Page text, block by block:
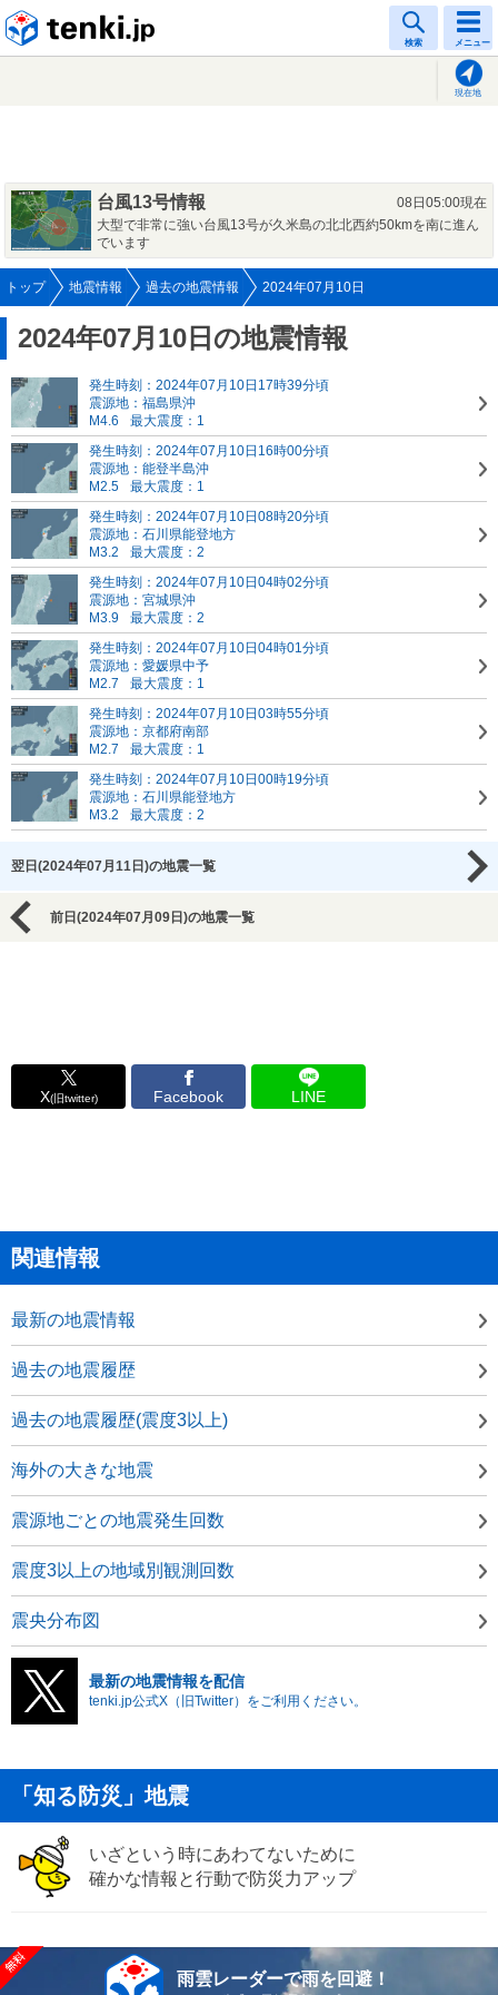
検索 メニュー
現在地
台風13号情報
08日05:00現在
大型で非常に強い台風13号が久米島の北北西約50kmを南に進ん
でいます
トップ 地震情報 過去の地震情報 2024年07月10日
2024年07月10日の地震情報
発生時刻：2024年07月10日17時39分頃
震源地：福島県沖
M4.6
最大震度：1
発生時刻：2024年07月10日16時00分頃
震源地：能登半島沖
M2.5
最大震度：1
発生時刻：2024年07月10日08時20分頃
震源地：石川県能登地方
M3.2
最大震度：2
発生時刻：2024年07月10日04時02分頃
震源地：宮城県沖
M3.9
最大震度：2
発生時刻：2024年07月10日04時01分頃
震源地：愛媛県中予
M2.7
最大震度：1
発生時刻：2024年07月10日03時55分頃
震源地：京都府南部
M2.7
最大震度：1
発生時刻：2024年07月10日00時19分頃
震源地：石川県能登地方
M3.2
最大震度：2
翌日(2024年07月11日)の地震一覧
前日(2024年07月09日)の地震一覧
X(旧twitter) Facebook LINE
関連情報
最新の地震情報
過去の地震履歴
過去の地震履歴(震度3以上)
海外の大きな地震
震源地ごとの地震発生回数
震度3以上の地域別観測回数
震央分布図
最新の地震情報を配信
tenki.jp公式X（旧Twitter）をご利用ください。
「知る防災」地震
いざという時にあわてないために
確かな情報と行動で防災力アップ
雨雲レーダーで雨を回避！